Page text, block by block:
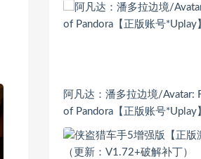
阿凡达：潘多拉边境/Avatar:
of Pandora【正版账号*Uplay